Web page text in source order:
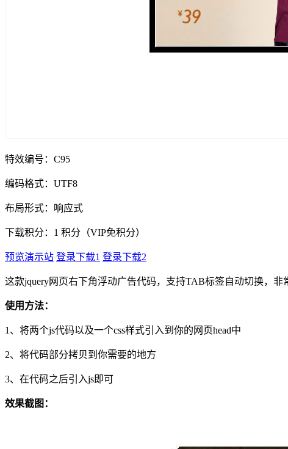
特效编号：C95
编码格式：UTF8
布局形式：响应式
下载积分： 1 积分（VIP免积分）
预览演示站 登录下载1 登录下载2
这款jquery网页右下角浮动广告代码，支持TAB标签自动切换，非
使用方法：
1、将两个js代码以及一个css样式引入到你的网页head中
2、将代码部分拷贝到你需要的地方
3、在代码之后引入js即可
效果截图：